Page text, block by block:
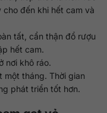
đến khi hết cam và
tất, cẩn thận đổ rượu
hết cam.
nơi khô ráo.
một tháng. Thời gian
phát triển tốt hơn.